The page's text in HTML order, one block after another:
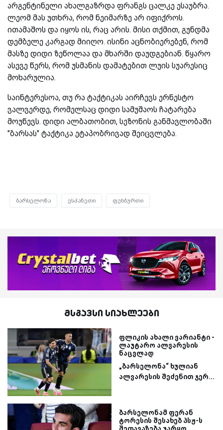
არგენტინელი ახალგაზრდა ფრანგს ცალკე ესაუბრა.
ლეომ მას უთხრა, რომ ნეიმარზე არ იფიქროს.
ითამაშოს და იყოს ის, რაც არის. მისი თქმით, გუნდმა
დემბელე კარგად მიიღო. ისინი აცნობიერებენ, რომ
მასზე დიდი ზეწოლაა და მხარში დაუდგებიან. წყარო
ასევე წერს, რომ უსმანის დამატებით ლუის სუარესიც
მოხარულია.
საინტერესოა, თუ რა ტაქტიკას აირჩევს ერნესტო
ვალვერდე, რომელსაც დიდი სამუშაოს ჩატარება
მოუწევს. დიდი ალბათობით, სეზონის განმავლობაში
"ბარსას" ტაქტიკა ეტაპობრივად შეიცვლება.
ბარსელონა ესპანეთი ფეხბურთი
მსგავსი სიახლეები
ფლიკის ახალი ვარიანტი -
ლაუტარო ალვარესის
ნაცვლად
„ბარსელონა“ ხულიან
ალვარესის შეძენით ჯერ...
ბარსელონამ ფერან
ტორესის შესახებ პსჟ-ს
შეთავაზება უარყო